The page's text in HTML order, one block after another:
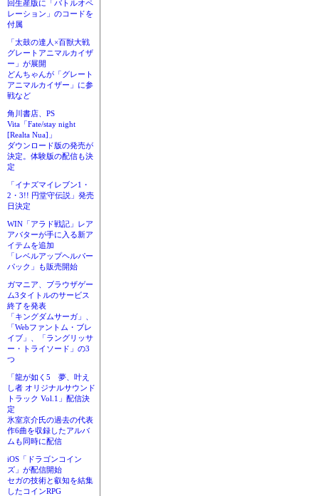
回生産版に「バトルオペ
レーション」のコードを
付属
「太鼓の達人×百獣大戦
グレートアニマルカイザ
ー」が展開
どんちゃんが「グレート
アニマルカイザー」に参
戦など
角川書店、PS
Vita「Fate/stay night
[Realta Nua]」
ダウンロード版の発売が
決定。体験版の配信も決
定
「イナズマイレブン1・
2・3!! 円堂守伝説」発売
日決定
WIN「アラド戦記」レア
アバターが手に入る新ア
イテムを追加
「レベルアップヘルパー
パック」も販売開始
ガマニア、ブラウザゲー
ム3タイトルのサービス
終了を発表
「キングダムサーガ」、
「Webファントム・ブレ
イブ」、「ラングリッサ
ー・トライソード」の3
つ
「龍が如く5 夢、叶え
し者 オリジナルサウンド
トラック Vol.1」配信決
定
氷室京介氏の過去の代表
作6曲を収録したアルバ
ムも同時に配信
iOS「ドラゴンコイン
ズ」が配信開始
セガの技術と叡知を結集
したコインRPG